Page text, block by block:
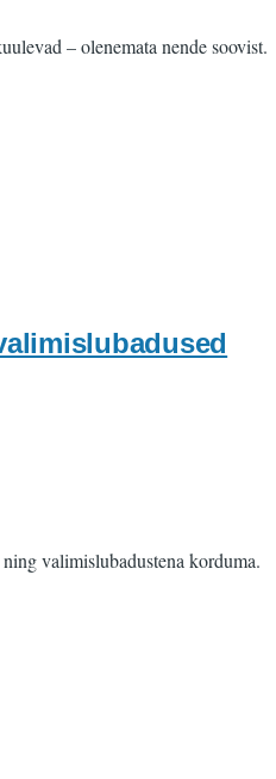
– olenemata nende soovist.
valimislubadustena korduma.